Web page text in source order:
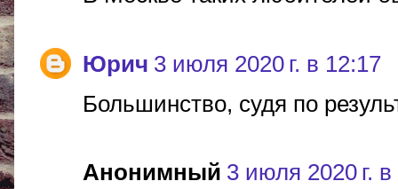
Юрич 3 июля 2020 г. в 12:17
Большинство, судя по
Анонимный 3 июля 2020 г.